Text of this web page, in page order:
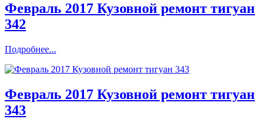
Февраль 2017 Кузовной ремонт тигуан
342
Подробнее...
Февраль 2017 Кузовной ремонт тигуан
343